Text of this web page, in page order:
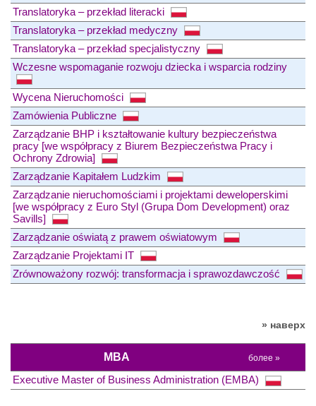
Translatoryka – przekład literacki
Translatoryka – przekład medyczny
Translatoryka – przekład specjalistyczny
Wczesne wspomaganie rozwoju dziecka i wsparcia rodziny
Wycena Nieruchomości
Zamówienia Publiczne
Zarządzanie BHP i kształtowanie kultury bezpieczeństwa
pracy [we współpracy z Biurem Bezpieczeństwa Pracy i
Ochrony Zdrowia]
Zarządzanie Kapitałem Ludzkim
Zarządzanie nieruchomościami i projektami deweloperskimi
[we współpracy z Euro Styl (Grupa Dom Development) oraz
Savills]
Zarządzanie oświatą z prawem oświatowym
Zarządzanie Projektami IT
Zrównoważony rozwój: transformacja i sprawozdawczość
» наверх
MBA более »
Executive Master of Business Administration (EMBA)